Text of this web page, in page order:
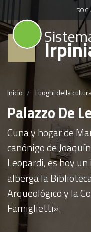
Inicio Luoghi della
Palazzo De
Cuna y hogar de
canónigo de
Leopardi, es hoy
alberga la
Arqueológico y la
Famiglietti».